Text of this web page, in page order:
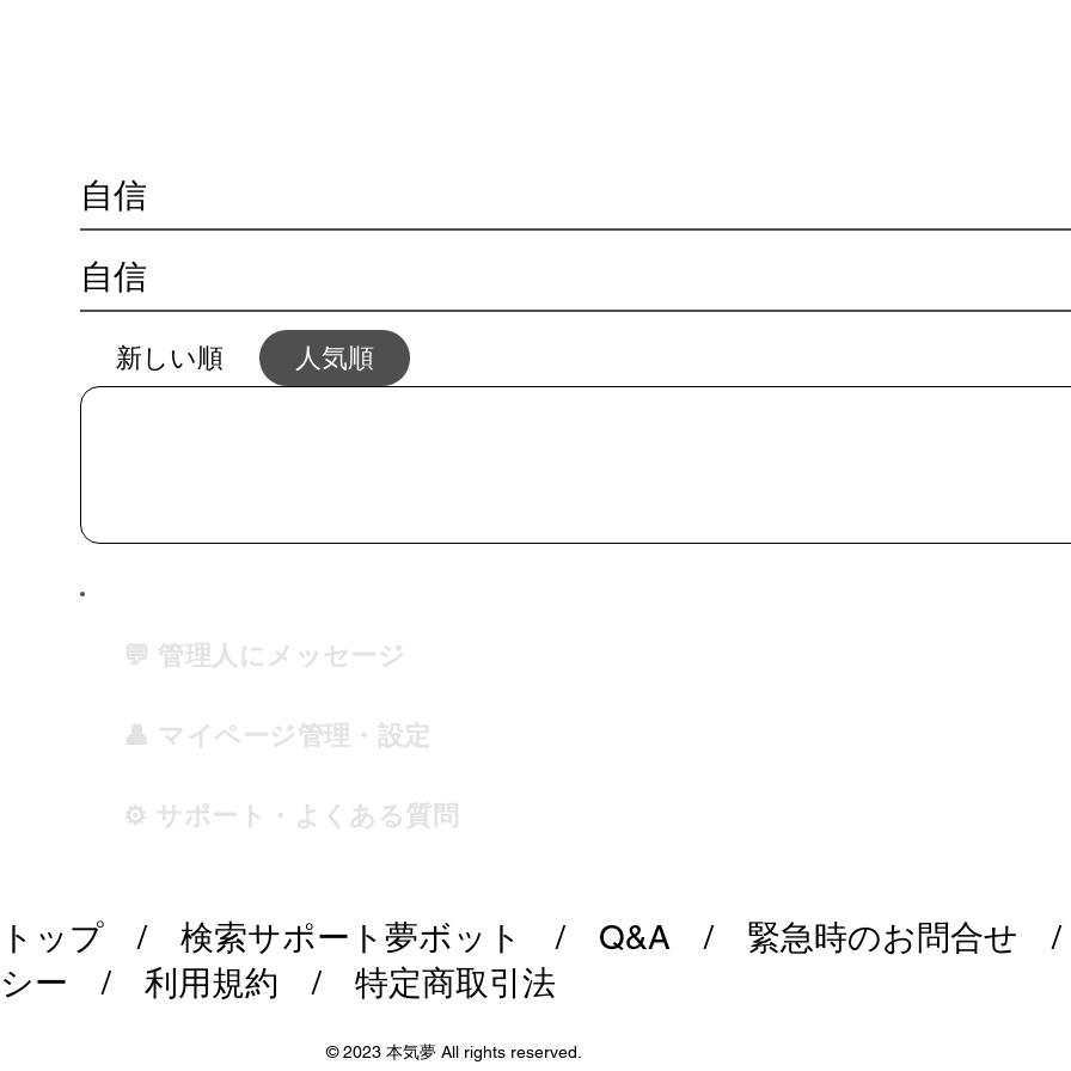
自信
新しい順 人気順
自信
© 2023 本気夢 All rights reserved.
トップ / 検索サポート夢ボット / Q&A / 緊急時のお問合せ
シー / 利用規約 / 特定商取引法
💬 管理人にメッセージ
👤 マイページ管理・設定
⚙️ サポート・よくある質問